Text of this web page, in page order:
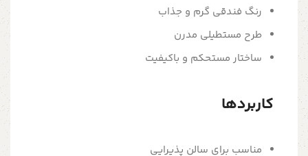
رنگ فندقی گرم و جذاب
طرح مستطیلی مدرن
ساختار مستحکم و باکیفیت
کاربردها
مناسب برای سالن پذیرایی